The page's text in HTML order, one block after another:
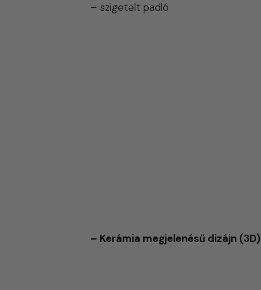
– szigetelt padló
– Kerámia megjelenésű dizájn (3D)